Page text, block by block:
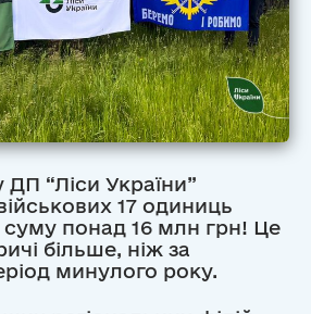
“Ліси України”
17 одиниць
понад 16 млн грн! Це
більше, ніж за
минулого року.